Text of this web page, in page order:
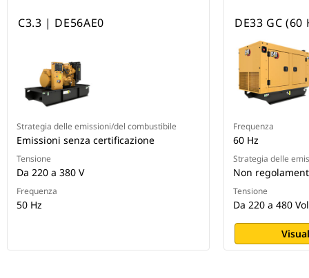
C3.3 | DE56AE0
Strategia delle emissioni/del combustibile
Emissioni senza certificazione
Tensione
Da 220 a 380 V
Frequenza
50 Hz
DE33 GC (60
Frequenza
60 Hz
Strategia delle
Non
Tensione
Da 220 a 480